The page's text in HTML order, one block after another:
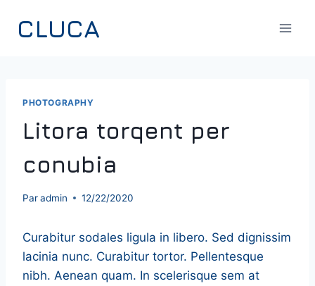
CLUCA
PHOTOGRAPHY
Litora torqent per
conubia
Paradmin 12/22/2020
Curabitur sodales ligula in libero. Sed dignissim
lacinia nunc. Curabitur tortor. Pellentesque
nibh. Aenean quam. In scelerisque sem at